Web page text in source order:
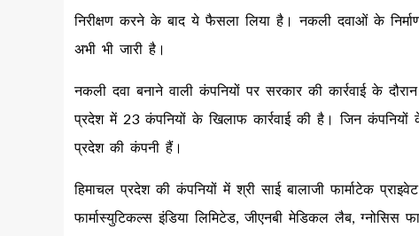
निरीक्षण करने के बाद ये फैसला लिया है। नकली दवाओं के
अभी भी जारी है।
नकली दवा बनाने वाली कंपनियों पर सरकार की कार्रवाई के
प्रदेश में 23 कंपनियों के खिलाफ कार्रवाई की है। जिन कंपनियों
प्रदेश की कंपनी हैं।
हिमाचल प्रदेश की कंपनियों में श्री साई बालाजी फार्माटेक
फार्मास्युटिकल्स इंडिया लिमिटेड, जीएनबी मेडिकल लैब, ग्नोसिस